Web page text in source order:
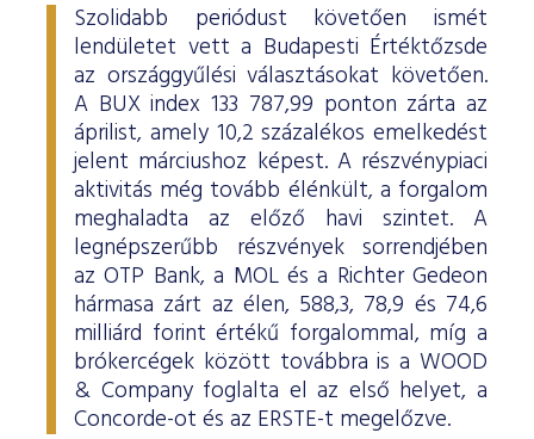
Szolidabb periódust követően ismét
lendületet vett a Budapesti Értéktőzsde
az országgyűlési választásokat követően.
A BUX index 133 787,99 ponton zárta az
áprilist, amely 10,2 százalékos emelkedést
jelent márciushoz képest. A részvénypiaci
aktivitás még tovább élénkült, a forgalom
meghaladta az előző havi szintet. A
legnépszerűbb részvények sorrendjében
az OTP Bank, a MOL és a Richter Gedeon
hármasa zárt az élen, 588,3, 78,9 és 74,6
milliárd forint értékű forgalommal, míg a
brókercégek között továbbra is a WOOD
& Company foglalta el az első helyet, a
Concorde-ot és az ERSTE-t megelőzve.